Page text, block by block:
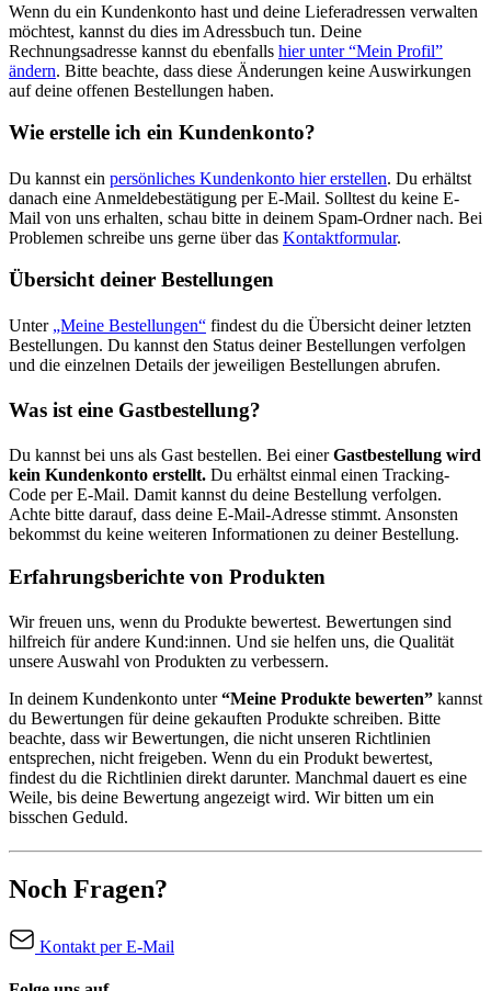
Wenn du ein Kundenkonto hast und deine Lieferadressen verwalten
möchtest, kannst du dies im Adressbuch tun. Deine
Rechnungsadresse kannst du ebenfalls hier unter “Mein Profil”
ändern. Bitte beachte, dass diese Änderungen keine Auswirkungen
auf deine offenen Bestellungen haben.
Wie erstelle ich ein Kundenkonto?
Du kannst ein persönliches Kundenkonto hier erstellen. Du erhältst
danach eine Anmeldebestätigung per E-Mail. Solltest du keine E-
Mail von uns erhalten, schau bitte in deinem Spam-Ordner nach. Bei
Problemen schreibe uns gerne über das Kontaktformular.
Übersicht deiner Bestellungen
Unter „Meine Bestellungen“ findest du die Übersicht deiner letzten
Bestellungen. Du kannst den Status deiner Bestellungen verfolgen
und die einzelnen Details der jeweiligen Bestellungen abrufen.
Was ist eine Gastbestellung?
Du kannst bei uns als Gast bestellen. Bei einerGastbestellung wird
kein Kundenkonto erstellt. Du erhältst einmal einen Tracking-
Code per E-Mail. Damit kannst du deine Bestellung verfolgen.
Achte bitte darauf, dass deine E-Mail-Adresse stimmt. Ansonsten
bekommst du keine weiteren Informationen zu deiner Bestellung.
Erfahrungsberichte von Produkten
Wir freuen uns, wenn du Produkte bewertest. Bewertungen sind
hilfreich für andere Kund:innen. Und sie helfen uns, die Qualität
unsere Auswahl von Produkten zu verbessern.
In deinem Kundenkonto unter“Meine Produkte bewerten” kannst
du Bewertungen für deine gekauften Produkte schreiben. Bitte
beachte, dass wir Bewertungen, die nicht unseren Richtlinien
entsprechen, nicht freigeben. Wenn du ein Produkt bewertest,
findest du die Richtlinien direkt darunter. Manchmal dauert es eine
Weile, bis deine Bewertung angezeigt wird. Wir bitten um ein
bisschen Geduld.
Noch Fragen?
Kontakt per E-Mail